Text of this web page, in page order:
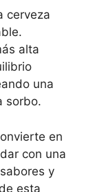
cerveza
alta
una
sorbo.
en
con una
y
esta